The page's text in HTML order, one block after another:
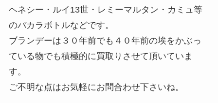
ヘネシー・ルイ13世・レミーマルタン・カミュ等
のバカラボトルなどです。
ブランデーは３０年前でも４０年前の埃をかぶっ
ている物でも積極的に買取りさせて頂いていま
す。
ご不明な点はお気軽にお問合わせ下さいね。